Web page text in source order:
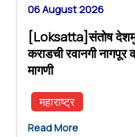
06 August 2026
[Loksatta]संतोष
कराडची रवानगी नागपूर
मागणी
महाराष्ट्र
Read More